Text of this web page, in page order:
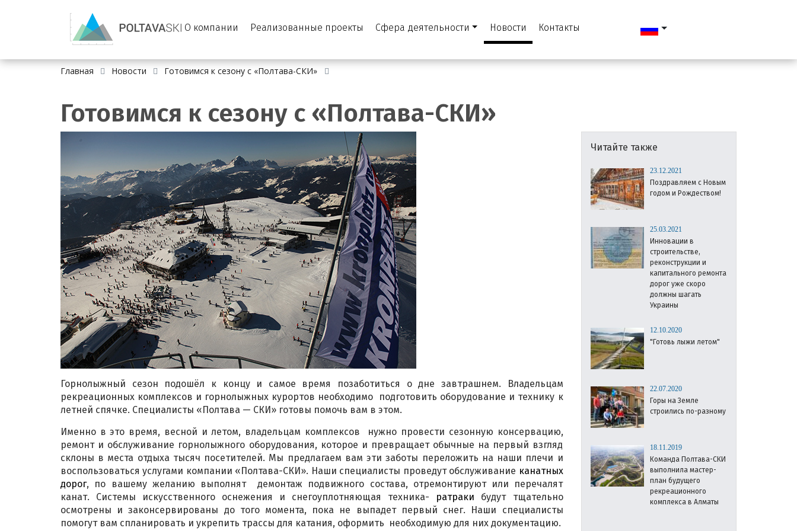
О компании Реализованные проекты Сфера деятельности Новости Контакты
Главная Новости Готовимся к сезону с «Полтава-СКИ»
Готовимся к сезону с «Полтава-СКИ»
Горнолыжный сезон подошёл к концу и самое время позаботиться о дне завтрашнем. Владельцам
рекреационных комплексов и горнолыжных курортов необходимо подготовить оборудование и технику к
летней спячке. Специалисты «Полтава — СКИ» готовы помочь вам в этом.
Именно в это время, весной и летом, владельцам комплексов нужно провести сезонную консервацию,
ремонт и обслуживание горнолыжного оборудования, которое и превращает обычные на первый взгляд
склоны в места отдыха тысяч посетителей. Мы предлагаем вам эти заботы переложить на наши плечи и
воспользоваться услугами компании «Полтава-СКИ». Наши специалисты проведут обслуживание канатных
дорог, по вашему желанию выполнят демонтаж подвижного состава, отремонтируют или перечалят
канат. Системы искусственного оснежения и снегоуплотняющая техника- ратраки будут тщательно
осмотрены и законсервированы до того момента, пока не выпадет первый снег. Наши специалисты
помогут вам спланировать и укрепить трассы для катания, оформить необходимую для них документацию.
Читайте также
23.12.2021
Поздравляем с Новым
годом и Рождеством!
25.03.2021
Инновации в
строительстве,
реконструкции и
капитального ремонта
дорог уже скоро
должны шагать
Украины
12.10.2020
"Готовь лыжи летом"
22.07.2020
Горы на Земле
строились по-разному
18.11.2019
Команда Полтава-СКИ
выполнила мастер-
план будущего
рекреационного
комплекса в Алматы